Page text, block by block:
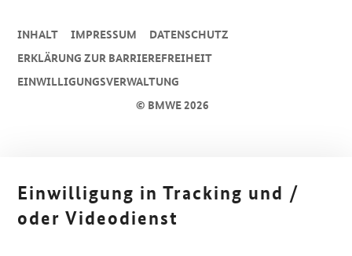
© BMWE 2026
INHALT IMPRESSUM
DA­TEN­SCHUTZ
ERKLÄRUNG ZUR BARRIEREFREIHEIT
EINWILLIGUNGSVERWALTUNG
Einwilligung in Tracking und /
oder Videodienst